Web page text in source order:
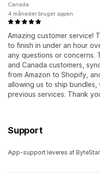
Amazing customer service!
to finish in under an hour
any questions or concerns.
and Canada customers,
from Amazon to Shopify,
allowing us to ship
previous services. Thank
Canada
4 måneder bruger appen
Support
App-support leveres af